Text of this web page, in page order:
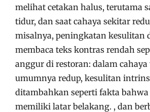
melihat cetakan halus, terutama
tidur, dan saat cahaya sekitar
misalnya, peningkatan kesulitan
membaca teks kontras rendah
anggur di restoran: dalam cahaya
umumnya redup, kesulitan
ditambahkan seperti fakta
memiliki latar belakang. , dan